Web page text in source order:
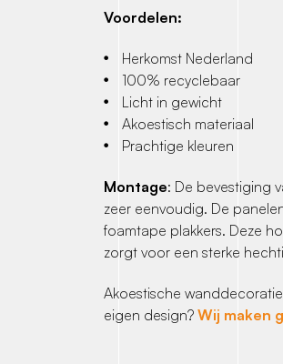
Voordelen:
Herkomst Nederland
100% recyclebaar
Licht in gewicht
Akoestisch materiaal
Prachtige kleuren
Montage: De bevestiging
zeer eenvoudig. De
foamtape plakkers. Deze
zorgt voor een sterke
Akoestische
eigen design? Wij maken